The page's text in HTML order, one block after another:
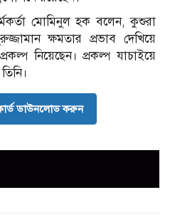
মোমিনুল হক বলেন, কুশুরা
ক্ষমতার প্রভাব দেখিয়ে
নিয়েছেন। প্রকল্প যাচাইয়ে
ডাউনলোড করুন